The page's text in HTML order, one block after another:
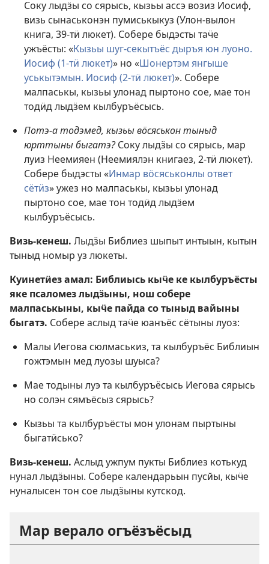
Соку лыдӟы со сярысь, кызьы ассэ возиз Иосиф,
визь сынаськонэн пумиськыкуз (Улон-вылон
книга, 39-тӥ люкет). Собере быдэсты таӵе
ужъёсты: «Кызьы шуг-секытъёс дыръя юн луоно.
Иосиф (1-тӥ люкет)» но «Шонертэм янгыше
уськытэмын. Иосиф (2-тӥ люкет)». Собере
малпаськы, кызьы улонад пыртоно сое, мае тон
тодӥд лыдӟем кылбуръёсысь.
Потэ-а тодэмед, кызьы вӧсяськон тыныд
юрттыны быгатэ?Соку лыдӟы со сярысь, мар
луиз Неемияен (Неемиялэн книгаез, 2-тӥ люкет).
Собере быдэсты «Инмар вӧсяськонлы ответ
сётӥз» ужез но малпаськы, кызьы улонад
пыртоно сое, мае тон тодӥд лыдӟем
кылбуръёсысь.
Визь-кенеш. Лыдӟы Библиез шыпыт интыын, кытын
тыныд номыр уз люкеты.
Куинетӥез амал: Библиысь кыӵе ке кылбуръёсты
яке псаломез лыдӟыны, нош собере
малпаськыны, кыӵе пайда со тыныд вайыны
быгатэ. Собере аслыд таӵе юанъёс сётыны луоз:
Малы Иегова сюлмаськиз, та кылбуръёс Библиын
гожтэмын мед луозы шуыса?
Мае тодыны луэ та кылбуръёсысь Иегова сярысь
но солэн сямъёсыз сярысь?
Кызьы та кылбуръёсты мон улонам пыртыны
быгатӥсько?
Визь-кенеш. Аслыд ужпум пукты Библиез котькуд
нунал лыдӟыны. Собере календарьын пусйы, кыӵе
нуналысен тон сое лыдӟыны кутскод.
Мар верало огъёзъёсыд